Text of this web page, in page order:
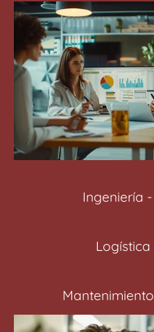
Ingeniería
Logística